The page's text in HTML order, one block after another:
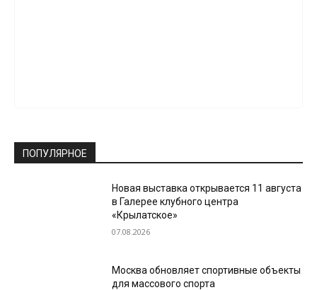
ПОПУЛЯРНОЕ
Новая выставка открывается 11 августа
в Галерее клубного центра
«Крылатское»
07.08.2026
Москва обновляет спортивные объекты
для массового спорта